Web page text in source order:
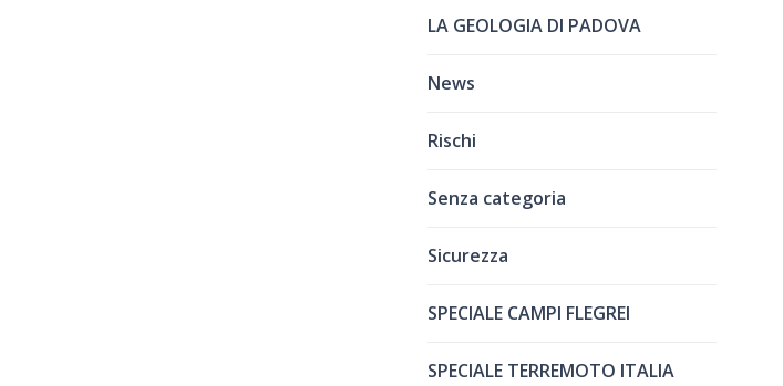
LA GEOLOGIA DI PADOVA
News
Rischi
Senza categoria
Sicurezza
SPECIALE CAMPI FLEGREI
SPECIALE TERREMOTO ITALIA